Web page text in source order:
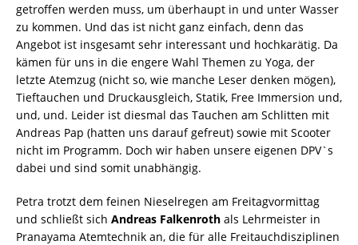
getroffen werden muss, um überhaupt in und unter Wasser
zu kommen. Und das ist nicht ganz einfach, denn das
Angebot ist insgesamt sehr interessant und hochkarätig. Da
kämen für uns in die engere Wahl Themen zu Yoga, der
letzte Atemzug (nicht so, wie manche Leser denken mögen),
Tieftauchen und Druckausgleich, Statik, Free Immersion und,
und, und. Leider ist diesmal das Tauchen am Schlitten mit
Andreas Pap (hatten uns darauf gefreut) sowie mit Scooter
nicht im Programm. Doch wir haben unsere eigenen DPV`s
dabei und sind somit unabhängig.
Petra trotzt dem feinen Nieselregen am Freitagvormittag
und schließt sich Andreas Falkenroth als Lehrmeister in
Pranayama Atemtechnik an, die für alle Freitauchdisziplinen